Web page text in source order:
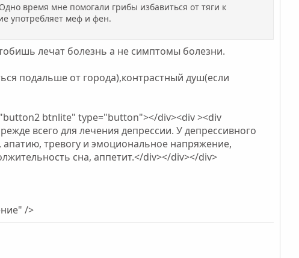
время мне помогали грибы избавиться от тяги к
употребляет меф и фен.
лечат болезнь а не симптомы болезни.
подальше от города),контрастный душ(если
btnlite" type="button"></div><div ><div
всего для лечения депрессии. У депрессивного
тревогу и эмоциональное напряжение,
сна, аппетит.</div></div></div>
/>